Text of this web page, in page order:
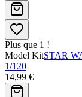
Plus que 1 !
Model KitSTAR
1/120
14,99 €